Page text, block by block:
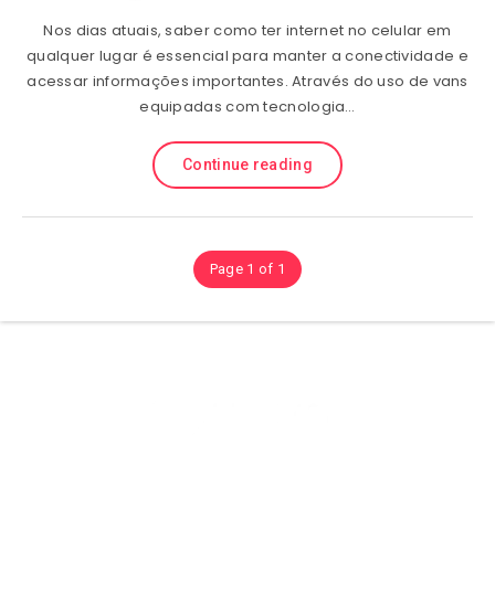
Nos dias atuais, saber como ter internet no celular em
qualquer lugar é essencial para manter a conectividade e
acessar informações importantes. Através do uso de vans
equipadas com tecnologia…
Continue reading
Page 1 of 1